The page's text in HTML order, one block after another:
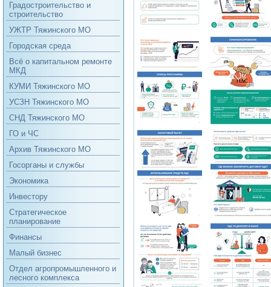
Градостроительство и
строительство
УЖТР Тяжинского МО
Городская среда
Всё о капитальном ремонте
МКД
КУМИ Тяжинского МО
УСЗН Тяжинского МО
СНД Тяжинского МО
ГО и ЧС
Архив Тяжинского МО
Госорганы и службы
Экономика
Инвестору
Стратегическое
планирование
Финансы
Малый бизнес
Отдел агропромышленного и
лесного комплекса